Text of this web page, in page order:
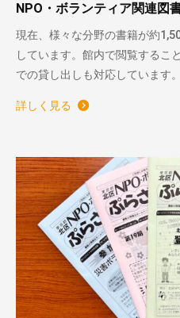
NPO・ボランティア関連図
現在、様々な分野の書籍が約
しています。館内で閲覧するこ
での貸し出しも対応しています。
詳しく見る